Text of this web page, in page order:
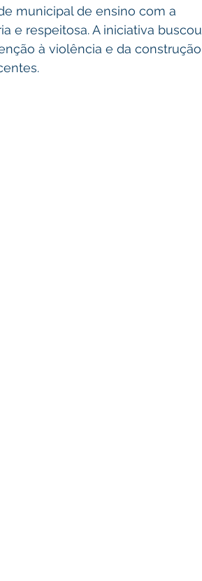
municipal de ensino com a
e respeitosa. A iniciativa buscou
à violência e da construção